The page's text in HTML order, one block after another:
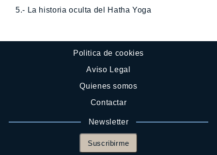
5.- La historia oculta del Hatha Yoga
Politica de cookies
Aviso Legal
Quienes somos
Contactar
Newsletter
Suscribirme